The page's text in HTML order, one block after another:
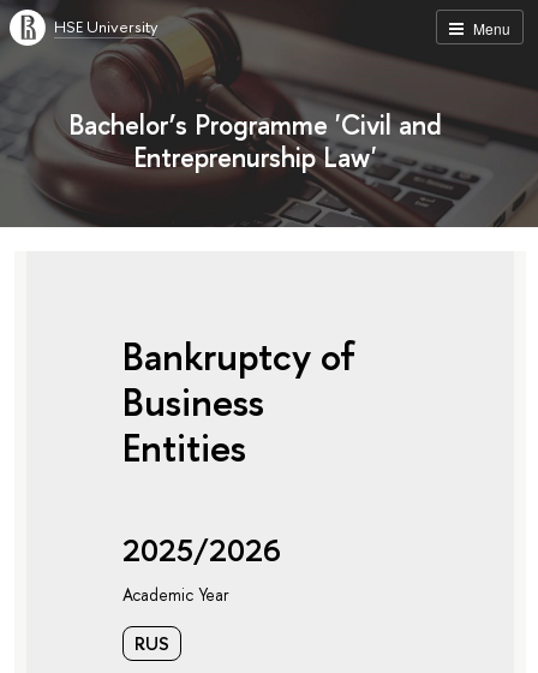
Menu
HSE University
Bachelor’s Programme 'Civil and
Entreprenurship Law'
Bankruptcy of
Business
Entities
2025/2026
Academic Year
RUS